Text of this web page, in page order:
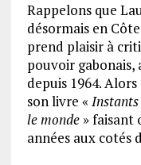
Rappelons que
désormais en
prend plaisir à
pouvoir gabonais,
depuis 1964.
son livre « Instants
le monde» faisant
années aux cotés